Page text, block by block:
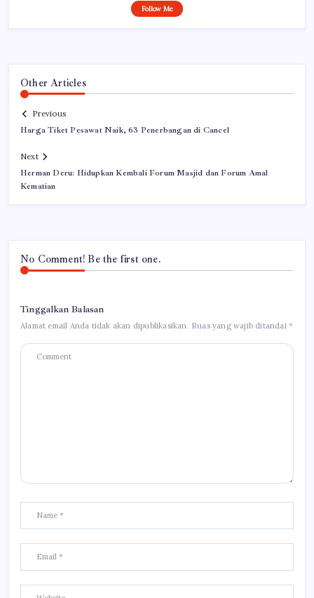
Follow Me
Other Articles
Previous
Harga Tiket Pesawat Naik, 63 Penerbangan di Cancel
Next
Herman Deru: Hidupkan Kembali Forum Masjid dan Forum Amal
Kematian
No Comment! Be the first one.
Tinggalkan Balasan
Alamat email Anda tidak akan dipublikasikan. Ruas yang wajib ditandai*